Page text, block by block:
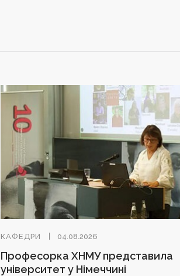
КАФЕДРИ 04.08.2026
Професорка ХНМУ представила
університет у Німеччині